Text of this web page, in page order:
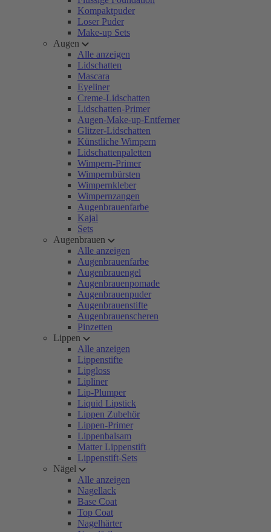
Kompaktpuder
Loser Puder
Make-up Sets
Augen
Alle anzeigen
Lidschatten
Mascara
Eyeliner
Creme-Lidschatten
Lidschatten-Primer
Augen-Make-up-Entferner
Glitzer-Lidschatten
Künstliche Wimpern
Lidschattenpaletten
Wimpern-Primer
Wimpernbürsten
Wimpernkleber
Wimpernzangen
Augenbrauenfarbe
Kajal
Sets
Augenbrauen
Alle anzeigen
Augenbrauenfarbe
Augenbrauengel
Augenbrauenpomade
Augenbrauenpuder
Augenbrauenstifte
Augenbrauenscheren
Pinzetten
Lippen
Alle anzeigen
Lippenstifte
Lipgloss
Lipliner
Lip-Plumper
Liquid Lipstick
Lippen Zubehör
Lippen-Primer
Lippenbalsam
Matter Lippenstift
Lippenstift-Sets
Nägel
Alle anzeigen
Nagellack
Base Coat
Top Coat
Nagelhärter